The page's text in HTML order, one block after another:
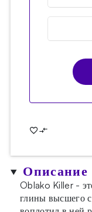
Описание
Oblako Killer -
глины высшего